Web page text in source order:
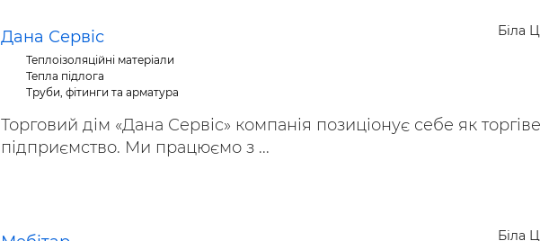
Біла
Дана Сервіс
Теплоізоляційні матеріали
Тепла підлога
Труби, фітинги та арматура
Торговий дім «Дана Сервіс» компанія позиціонує себе як
підприємство. Ми працюємо з ...
Біла